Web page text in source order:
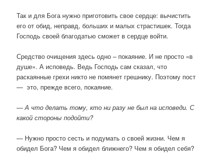
Так и для Бога нужно приготовить свое сердце: вычистить
его от обид, неправд, больших и малых страстишек. Тогда
Господь своей благодатью сможет в сердце войти.
Средство очищения здесь одно – покаяние. И не просто «в
душе». А исповедь. Ведь Господь сам сказал, что
раскаянные грехи никто не помянет грешнику. Поэтому пост
— это, прежде всего, покаяние.
— А что делать тому, кто ни разу не был на исповеди. С
какой стороны подойти?
— Нужно просто сесть и подумать о своей жизни. Чем я
обидел Бога? Чем я обидел ближнего? Чем я обидел себя?